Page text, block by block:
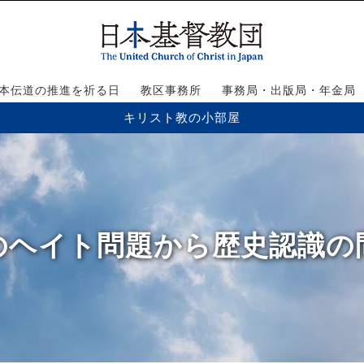
伝道の推進を祈る日 教区事務所 事務局・出版局・年金局
キリスト教の小部屋
ヘイト問題から歴史認識の